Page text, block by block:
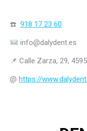
☎️ 918 17 23 60
info@dalydent.es
📌 Calle Zarza, 29,
@ https://